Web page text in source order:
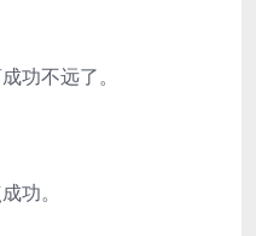
功不远了。
功。